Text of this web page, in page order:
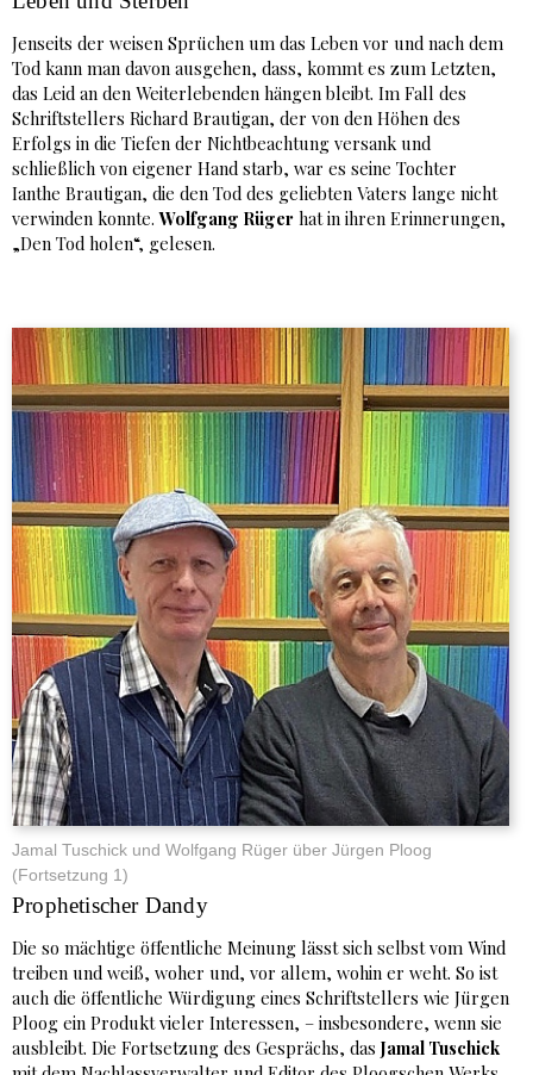
Jenseits der weisen Sprüchen um das Leben vor und nach dem
Tod kann man davon ausgehen, dass, kommt es zum Letzten,
das Leid an den Weiterlebenden hängen bleibt. Im Fall des
Schriftstellers Richard Brautigan, der von den Höhen des
Erfolgs in die Tiefen der Nichtbeachtung versank und
schließlich von eigener Hand starb, war es seine Tochter
Ianthe Brautigan, die den Tod des geliebten Vaters lange nicht
verwinden konnte.Wolfgang Rüger hat in ihren Erinnerungen,
„Den Tod holen“, gelesen.
Jamal Tuschick und Wolfgang Rüger über Jürgen Ploog
(Fortsetzung 1)
Prophetischer Dandy
Die so mächtige öffentliche Meinung lässt sich selbst vom Wind
treiben und weiß, woher und, vor allem, wohin er weht. So ist
auch die öffentliche Würdigung eines Schriftstellers wie Jürgen
Ploog ein Produkt vieler Interessen, – insbesondere, wenn sie
ausbleibt. Die Fortsetzung des Gesprächs, das Jamal Tuschick